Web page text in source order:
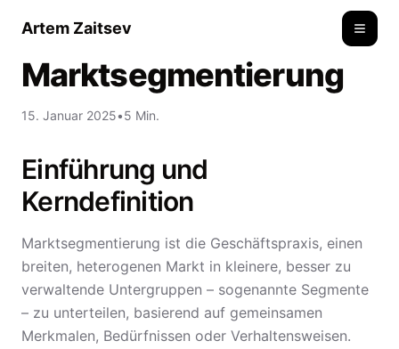
Artem Zaitsev
Marktsegmentierung
15. Januar 2025•5 Min.
Einführung und
Kerndefinition
Marktsegmentierung ist die Geschäftspraxis, einen
breiten, heterogenen Markt in kleinere, besser zu
verwaltende Untergruppen – sogenannte Segmente
– zu unterteilen, basierend auf gemeinsamen
Merkmalen, Bedürfnissen oder Verhaltensweisen.